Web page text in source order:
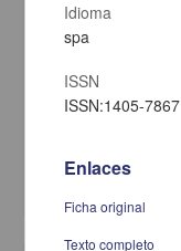
servicios
Muñoz, Vicente G.
Idioma
spa
ISSN
ISSN:1405-7867
Enlaces
Ficha original
Texto completo